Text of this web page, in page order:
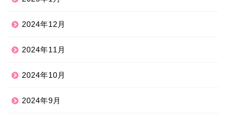
2024年12月
2024年11月
2024年10月
2024年9月